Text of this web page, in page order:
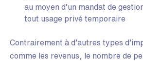
au moyen d’un mandat de
tout usage privé temporaire
Contrairement à d’autres types
comme les revenus, le nombre de